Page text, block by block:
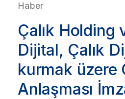
Haber
Çalık Holding
Dijital, Çalık
kurmak üzere
Anlaşması